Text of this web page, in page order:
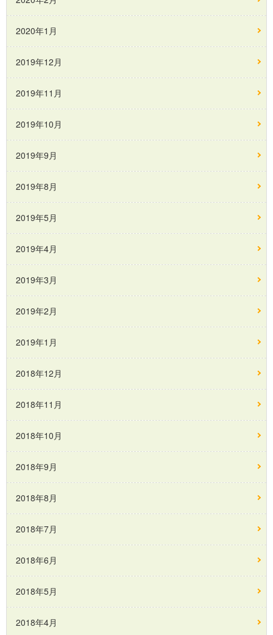
2020年1月
2019年12月
2019年11月
2019年10月
2019年9月
2019年8月
2019年5月
2019年4月
2019年3月
2019年2月
2019年1月
2018年12月
2018年11月
2018年10月
2018年9月
2018年8月
2018年7月
2018年6月
2018年5月
2018年4月